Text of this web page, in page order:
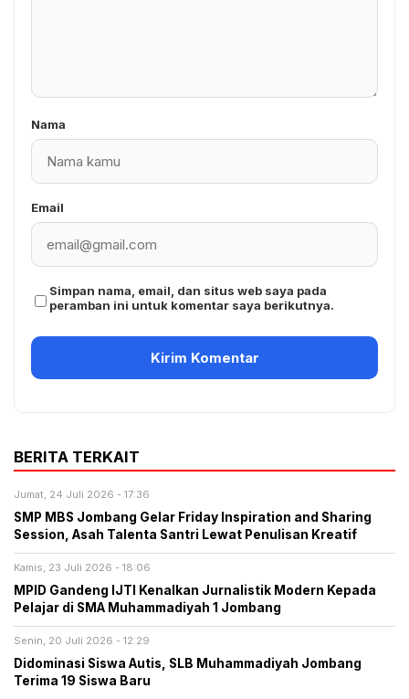
Nama
Email
Simpan nama, email, dan situs web saya pada
peramban ini untuk komentar saya berikutnya.
BERITA TERKAIT
Jumat, 24 Juli 2026 - 17:36
SMP MBS Jombang Gelar Friday Inspiration and Sharing
Session, Asah Talenta Santri Lewat Penulisan Kreatif
Kamis, 23 Juli 2026 - 18:06
MPID Gandeng IJTI Kenalkan Jurnalistik Modern Kepada
Pelajar di SMA Muhammadiyah 1 Jombang
Senin, 20 Juli 2026 - 12:29
Didominasi Siswa Autis, SLB Muhammadiyah Jombang
Terima 19 Siswa Baru